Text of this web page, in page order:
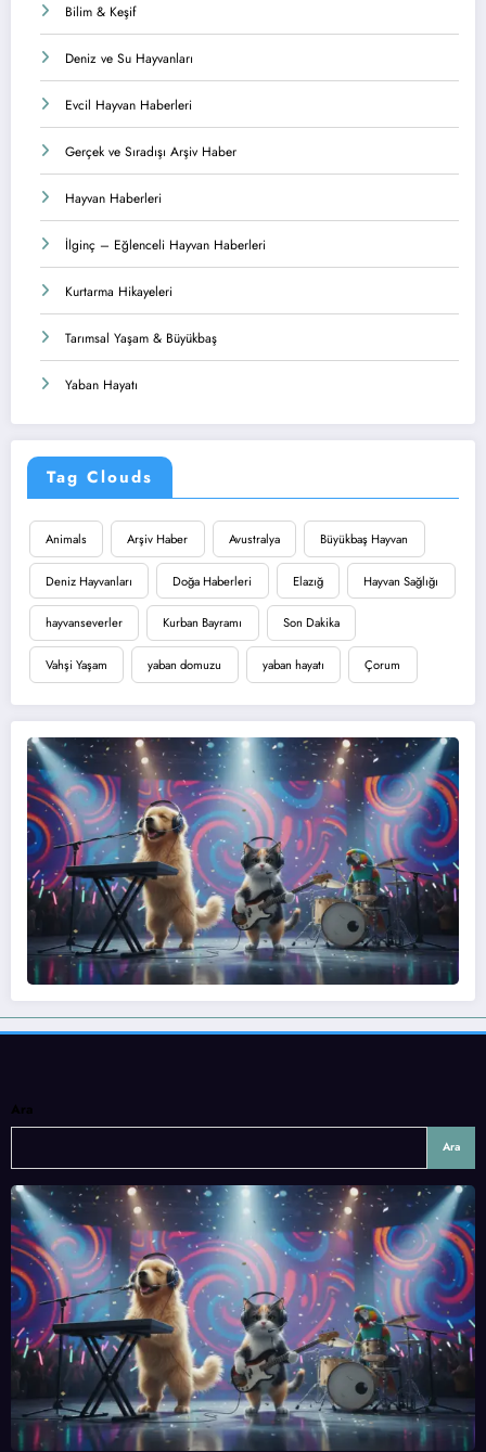
Bilim & Keşif
Deniz ve Su Hayvanları
Evcil Hayvan Haberleri
Gerçek ve Sıradışı Arşiv Haber
Hayvan Haberleri
İlginç – Eğlenceli Hayvan Haberleri
Kurtarma Hikayeleri
Tarımsal Yaşam & Büyükbaş
Yaban Hayatı
Tag Clouds
Animals Arşiv Haber Avustralya Büyükbaş Hayvan
Deniz Hayvanları Doğa Haberleri Elazığ Hayvan Sağlığı
hayvanseverler Kurban Bayramı Son Dakika
Vahşi Yaşam yaban domuzu yaban hayatı Çorum
Ara
Ara